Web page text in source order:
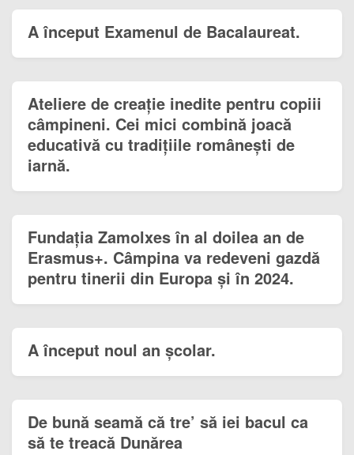
A început Examenul de Bacalaureat.
Ateliere de creație inedite pentru copiii
câmpineni. Cei mici combină joacă
educativă cu tradițiile românești de
iarnă.
Fundația Zamolxes în al doilea an de
Erasmus+. Câmpina va redeveni gazdă
pentru tinerii din Europa și în 2024.
A început noul an școlar.
De bună seamă că tre’ să iei bacul ca
să te treacă Dunărea